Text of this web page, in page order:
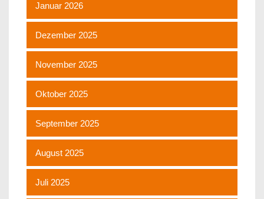
Januar 2026
Dezember 2025
November 2025
Oktober 2025
September 2025
August 2025
Juli 2025